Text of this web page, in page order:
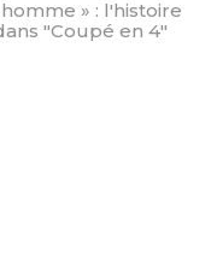
» : l'histoire
"Coupé en 4"